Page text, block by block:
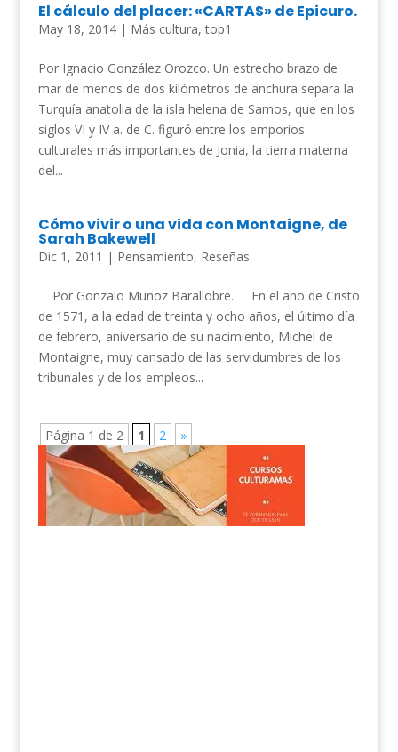
El cálculo del placer: «CARTAS» de Epicuro.
May 18, 2014| Más cultura,top1
Por Ignacio González Orozco. Un estrecho brazo de
mar de menos de dos kilómetros de anchura separa la
Turquía anatolia de la isla helena de Samos, que en los
siglos VI y IV a. de C. figuró entre los emporios
culturales más importantes de Jonia, la tierra materna
del...
Cómo vivir o una vida con Montaigne, de
Sarah Bakewell
Dic 1, 2011 | Pensamiento, Reseñas
Por Gonzalo Muñoz Barallobre. En el año de Cristo
de 1571, a la edad de treinta y ocho años, el último día
de febrero, aniversario de su nacimiento, Michel de
Montaigne, muy cansado de las servidumbres de los
tribunales y de los empleos...
Página 1 de 2 1 2 »